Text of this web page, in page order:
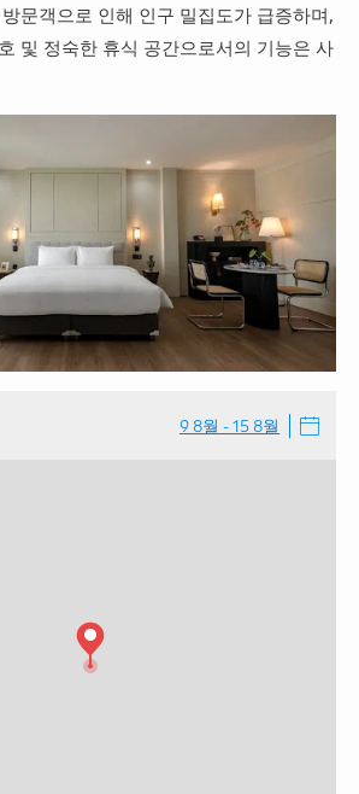
문객으로 인해 인구 밀집도가 급증하며,
및 정숙한 휴식 공간으로서의 기능은 사